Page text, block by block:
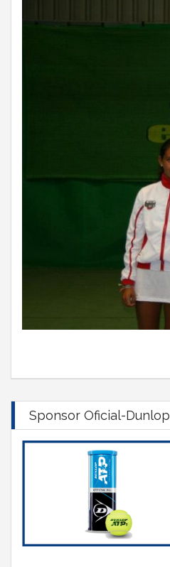
Sponsor Oficial-Dunlop